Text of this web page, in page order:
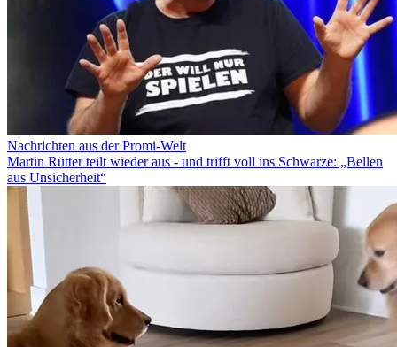
Nachrichten aus der Promi-Welt
Martin Rütter teilt wieder aus - und trifft voll ins Schwarze: „Bellen
aus Unsicherheit“